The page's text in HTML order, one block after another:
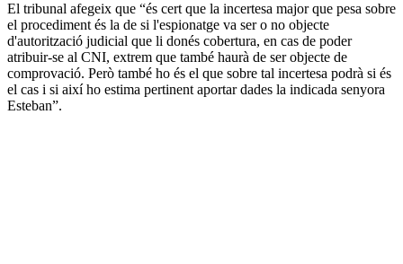
El tribunal afegeix que “és cert que la incertesa major que pesa sobre
el procediment és la de si l'espionatge va ser o no objecte
d'autorització judicial que li donés cobertura, en cas de poder
atribuir-se al CNI, extrem que també haurà de ser objecte de
comprovació. Però també ho és el que sobre tal incertesa podrà si és
el cas i si així ho estima pertinent aportar dades la indicada senyora
Esteban”.